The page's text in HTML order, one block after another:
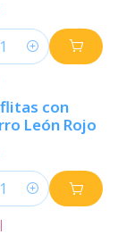
con
León Rojo
|